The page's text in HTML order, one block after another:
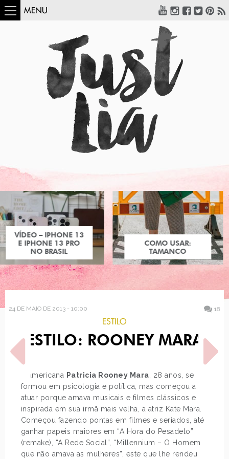
MENU
COMO USAR:
TAMANCO
24 DE MAIO DE 2013 - 10:00 18
ESTILO
ESTILO: ROONEY MARA
A americana Patricia Rooney Mara , 28 anos, se
formou em psicologia e política, mas começou a
atuar porque amava musicais e filmes clássicos e
inspirada em sua irmã mais velha, a atriz Kate Mara.
Começou fazendo pontas em filmes e seriados, até
ganhar papeis maiores em “A Hora do Pesadelo”
(remake), “A Rede Social”, “Millennium – O Homem
que não amava as mulheres”, este que lhe rendeu
POST ANTERIOR
TOP 5 - COMPRAS EM BELO
HORIZONTE
PRÓXIMO POST
CARDIGÃ COM PÉROLAS